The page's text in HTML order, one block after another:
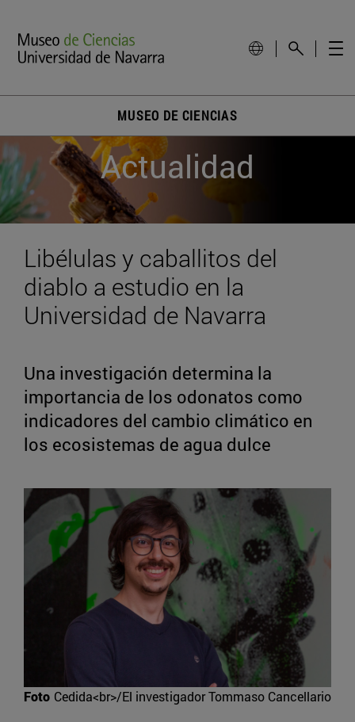
MUSEO DE CIENCIAS
Actualidad
Libélulas y caballitos del
diablo a estudio en la
Universidad de Navarra
Una investigación determina la
importancia de los odonatos como
indicadores del cambio climático en
los ecosistemas de agua dulce
Foto Cedida<br>/El investigador Tommaso Cancellario